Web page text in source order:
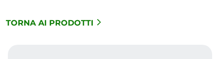
TORNA AI PRODOTTI